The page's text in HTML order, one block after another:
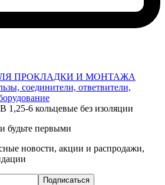
ПРОКЛАДКИ И МОНТАЖА
соединители, ответвители,
1,25-6 кольцевые без изоляции
будьте первыми
новости, акции и распродажи,
Подписаться